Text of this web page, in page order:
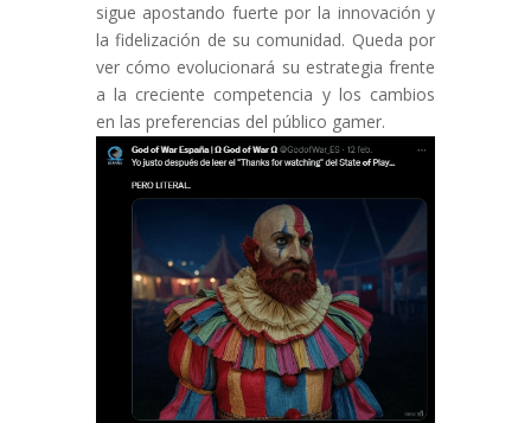
sigue apostando fuerte por la innovación y
la fidelización de su comunidad. Queda por
ver cómo evolucionará su estrategia frente
a la creciente competencia y los cambios
en las preferencias del público gamer.